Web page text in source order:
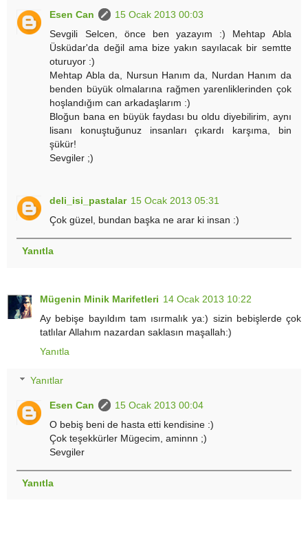
Esen Can
15 Ocak 2013 00:03
Sevgili Selcen, önce ben yazayım :) Mehtap Abla
Üsküdar'da değil ama bize yakın sayılacak bir semtte
oturuyor :)
Mehtap Abla da, Nursun Hanım da, Nurdan Hanım da
benden büyük olmalarına rağmen yarenliklerinden çok
hoşlandığım can arkadaşlarım :)
Bloğun bana en büyük faydası bu oldu diyebilirim, aynı
lisanı konuştuğunuz insanları çıkardı karşıma, bin
şükür!
Sevgiler ;)
deli_isi_pastalar 15 Ocak 2013 05:31
Çok güzel, bundan başka ne arar ki insan :)
Yanıtla
Mügenin Minik Marifetleri 14 Ocak 2013 10:22
Ay bebişe bayıldım tam ısırmalık ya:) sizin bebişlerde çok
tatlılar Allahım nazardan saklasın maşallah:)
Yanıtla
Yanıtlar
Esen Can
15 Ocak 2013 00:04
O bebiş beni de hasta etti kendisine :)
Çok teşekkürler Mügecim, aminnn ;)
Sevgiler
Yanıtla